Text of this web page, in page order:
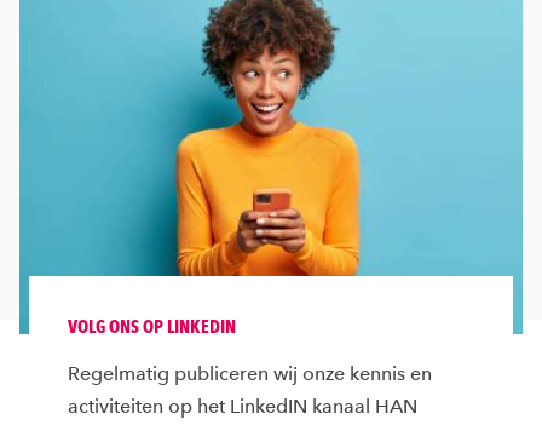
VOLG ONS OP LINKEDIN
Regelmatig publiceren wij onze kennis en
activiteiten op het LinkedIN kanaal HAN